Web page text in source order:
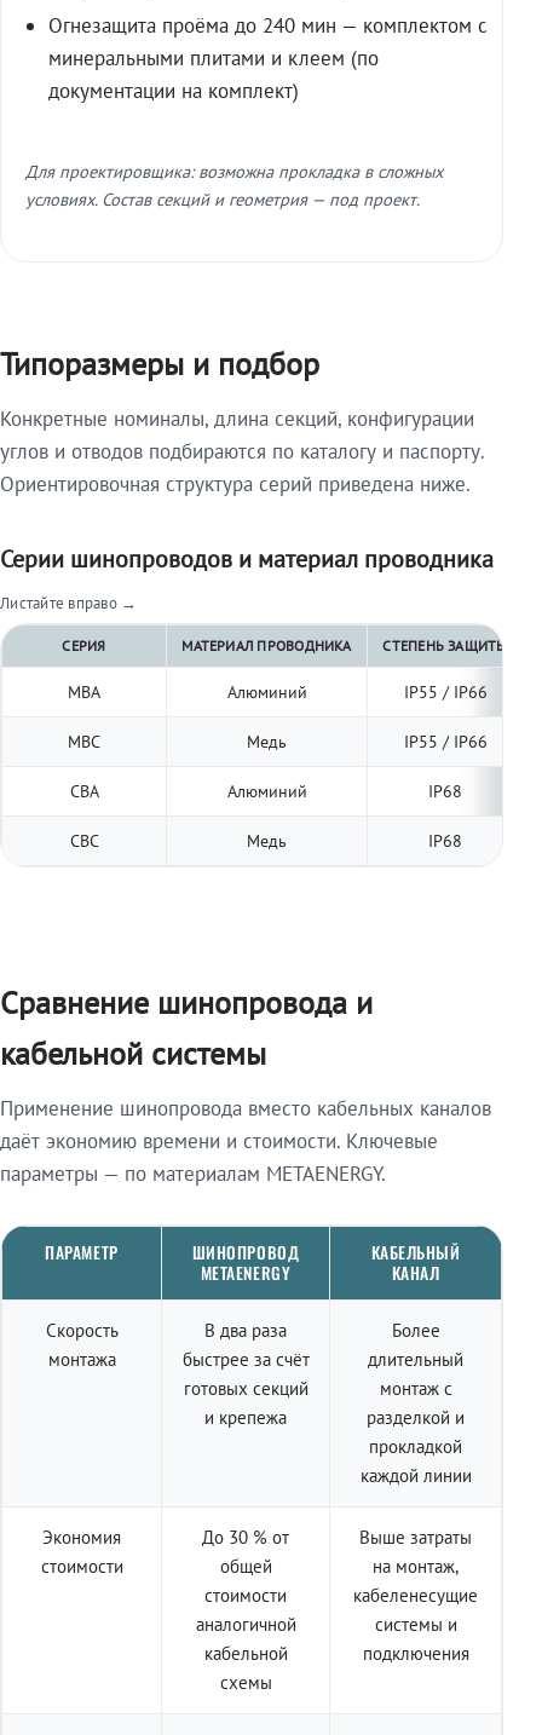
Огнезащита проёма до 240 мин — комплектом с
минеральными плитами и клеем (по
документации на комплект)
Для проектировщика: возможна прокладка в сложных
условиях. Состав секций и геометрия — под проект.
Типоразмеры и подбор
Конкретные номиналы, длина секций, конфигурации
углов и отводов подбираются по каталогу и паспорту.
Ориентировочная структура серий приведена ниже.
Серии шинопроводов и материал проводника
Листайте вправо →
СЕРИЯ МАТЕРИАЛ ПРОВОДНИКА СТЕПЕНЬ ЗАЩИТЫ
МВА Алюминий IP55 / IP66
МВС Медь IP55 / IP66
СВА Алюминий IP68
СВС Медь IP68
Сравнение шинопровода и
кабельной системы
Применение шинопровода вместо кабельных каналов
даёт экономию времени и стоимости. Ключевые
параметры — по материалам METAENERGY.
ПАРАМЕТР
ШИНОПРОВОД
METAENERGY
КАБЕЛЬНЫЙ
КАНАЛ
Скорость
монтажа
В два раза
быстрее за счёт
готовых секций
и крепежа
Более
длительный
монтаж с
разделкой и
прокладкой
каждой линии
Экономия
стоимости
До 30 % от
общей
стоимости
аналогичной
кабельной
схемы
Выше затраты
на монтаж,
кабеленесущие
системы и
подключения